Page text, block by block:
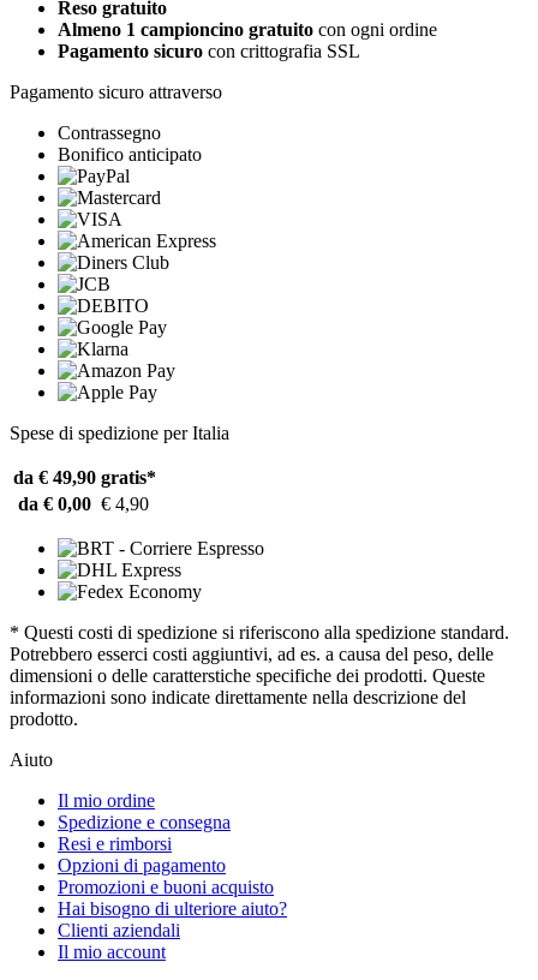
Reso gratuito
Almeno 1 campioncino gratuito con ogni ordine
Pagamento sicuro con crittografia SSL
Pagamento sicuro attraverso
Contrassegno
Bonifico anticipato
Spese di spedizione per Italia
da € 49,90 gratis*
da € 0,00 € 4,90
* Questi costi di spedizione si riferiscono alla spedizione standard.
Potrebbero esserci costi aggiuntivi, ad es. a causa del peso, delle
dimensioni o delle caratterstiche specifiche dei prodotti. Queste
informazioni sono indicate direttamente nella descrizione del
prodotto.
Aiuto
Il mio ordine
Spedizione e consegna
Resi e rimborsi
Opzioni di pagamento
Promozioni e buoni acquisto
Hai bisogno di ulteriore aiuto?
Clienti aziendali
Il mio account